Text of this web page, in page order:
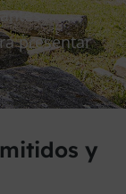
presentar
y